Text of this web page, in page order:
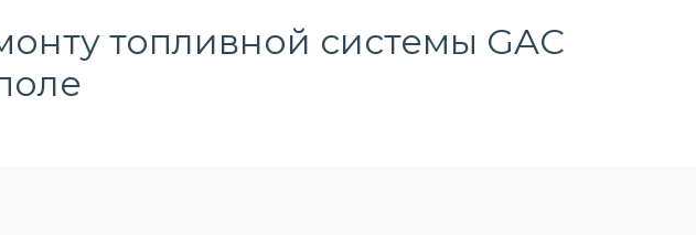
топливной системы GAC